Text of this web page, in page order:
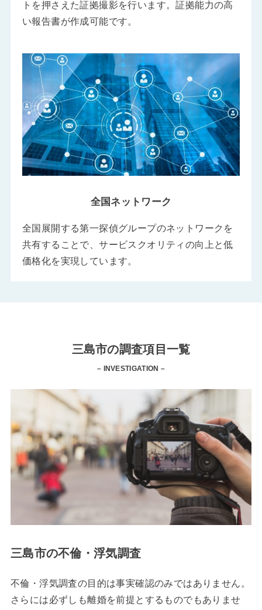
トを押さえた証拠撮影を行います。証拠能力の高
い報告書が作成可能です。
全国ネットワーク
全国展開する第一探偵グループのネットワークを
共有することで、サービスクオリティの向上と低
価格化を実現しています。
三島市の調査項目一覧
– INVESTIGATION –
三島市の不倫・浮気調査
不倫・浮気調査の目的は事実確認のみではありません。
さらには必ずしも離婚を前提とするものでもありませ